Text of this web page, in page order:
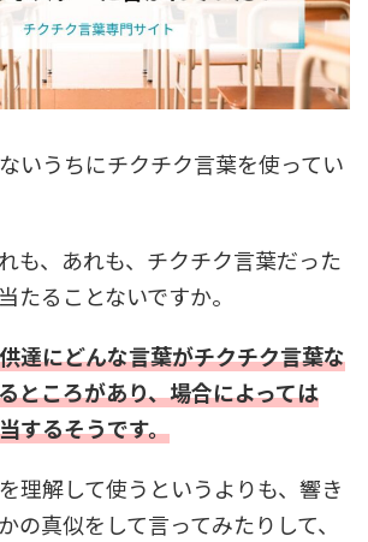
いうちにチクチク言葉を使ってい
も、あれも、チクチク言葉だった
たることないですか。
達にどんな言葉がチクチク言葉な
ところがあり、場合によっては
するそうです。
理解して使うというよりも、響き
の真似をして言ってみたりして、